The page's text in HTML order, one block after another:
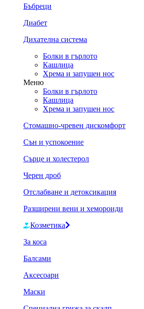
Бъбреци
Диабет
Дихателна система
Болки в гърлото
Кашлица
Хрема и запушен нос
Меню
Болки в гърлото
Кашлица
Хрема и запушен нос
Стомашно-чревен дискомфорт
Сън и успокоение
Сърце и холестерол
Черен дроб
Отслабване и детоксикация
Разширени вени и хемороиди
Козметика
За коса
Балсами
Аксесоари
Маски